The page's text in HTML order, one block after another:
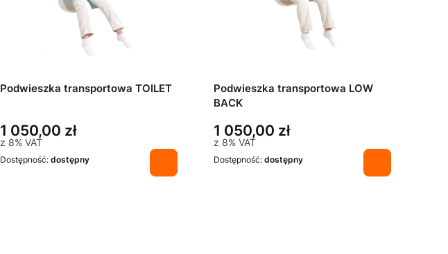
Podwieszka transportowa TOILET
1 050,00 zł
z 8% VAT
Dostępność: dostępny
Podwieszka transportowa LOW
BACK
1 050,00 zł
z 8% VAT
Dostępność: dostępny